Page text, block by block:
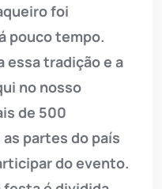
foi
pouco tempo.
essa tradição e a
no nosso
de 500
partes do país
do evento.